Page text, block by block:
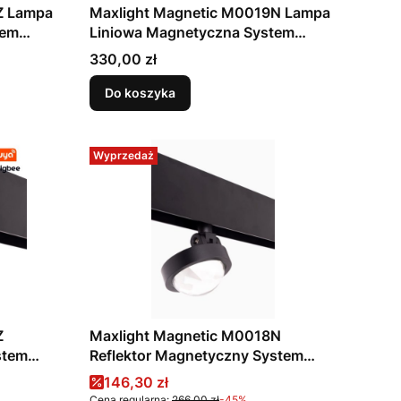
Lampa
Maxlight Magnetic M0019N Lampa
Liniowa Magnetyczna System
On/Off 12W 812 LM 3000K
Cena
330,00 zł
Do koszyka
Wyprzedaż
Maxlight Magnetic M0018N
Reflektor Magnetyczny System
On/Off 8W 767 LM 3000K
Cena promocyjna
146,30 zł